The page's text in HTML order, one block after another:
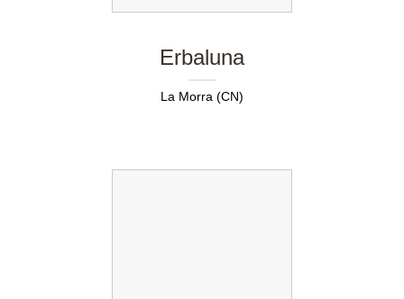
Erbaluna
La Morra (CN)